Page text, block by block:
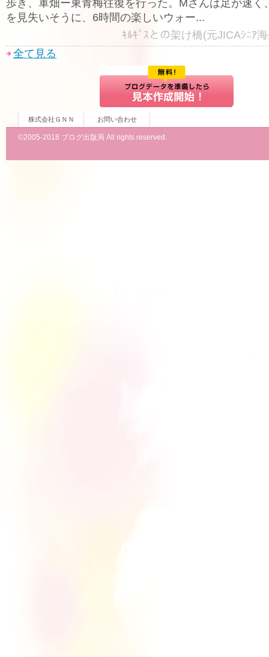
歩き、軍畑ー東青梅往復を行った。Mさんは足が速く
を見失いそうに、6時間の楽しいウォー...
ｷﾙｷﾞｽとの架け橋(元JICAｼﾆｱ
全て見る
株式会社ＧＮＮ お問い合わせ
©2005-2018 ブログ出版局 All rights reserved.